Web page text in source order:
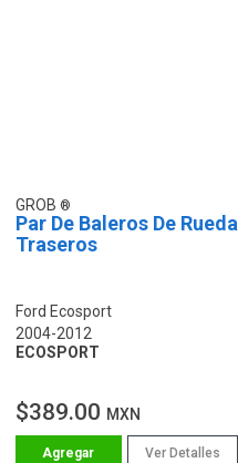
GROB
Par De Baleros De Rueda
Traseros
Ford Ecosport
2004-2012
ECOSPORT
$389.00 MXN
Ver Detalles